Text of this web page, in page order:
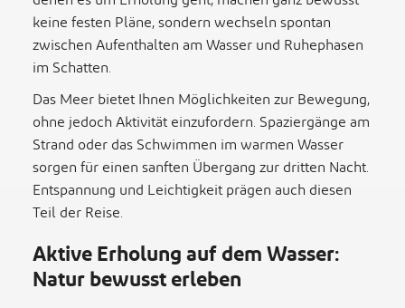
keine festen Pläne, sondern wechseln spontan
zwischen Aufenthalten am Wasser und Ruhephasen
im Schatten.
Das Meer bietet Ihnen Möglichkeiten zur Bewegung,
ohne jedoch Aktivität einzufordern. Spaziergänge am
Strand oder das Schwimmen im warmen Wasser
sorgen für einen sanften Übergang zur dritten Nacht.
Entspannung und Leichtigkeit prägen auch diesen
Teil der Reise.
Aktive Erholung auf dem Wasser:
Natur bewusst erleben